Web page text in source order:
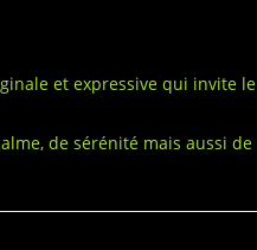
et expressive qui invite le
de sérénité mais aussi de